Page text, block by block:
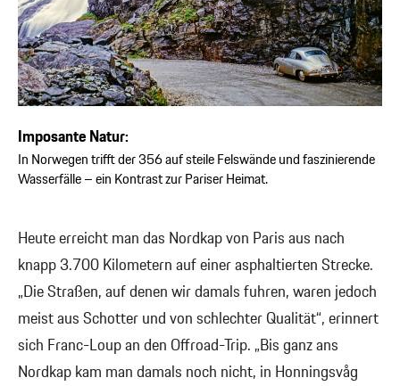
Imposante Natur:
In Norwegen trifft der 356 auf steile Felswände und faszinierende
Wasserfälle – ein Kontrast zur Pariser Heimat.
Heute erreicht man das Nordkap von Paris aus nach
knapp 3.700 Kilometern auf einer asphaltierten Strecke.
„Die Straßen, auf denen wir damals fuhren, waren jedoch
meist aus Schotter und von schlechter Qualität“, erinnert
sich Franc-Loup an den Offroad-Trip. „Bis ganz ans
Nordkap kam man damals noch nicht, in Honningsvåg